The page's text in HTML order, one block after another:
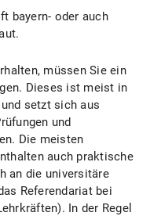
bayern- oder auch
müssen Sie ein
Dieses ist meist in
setzt sich aus
und
Die meisten
auch praktische
an die universitäre
Referendariat bei
In der Regel